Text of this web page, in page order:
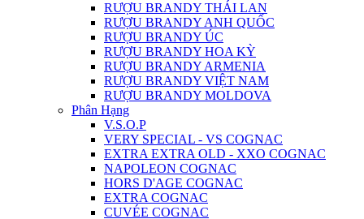
RƯỢU BRANDY THÁI LAN
RƯỢU BRANDY ANH QUỐC
RƯỢU BRANDY ÚC
RƯỢU BRANDY HOA KỲ
RƯỢU BRANDY ARMENIA
RƯỢU BRANDY VIỆT NAM
RƯỢU BRANDY MOLDOVA
Phân Hạng
V.S.O.P
VERY SPECIAL - VS COGNAC
EXTRA EXTRA OLD - XXO COGNAC
NAPOLEON COGNAC
HORS D'AGE COGNAC
EXTRA COGNAC
CUVÉE COGNAC